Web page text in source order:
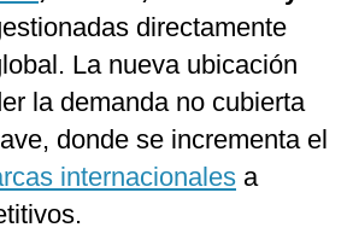
directamente
La nueva ubicación
la demanda no cubierta
donde se incrementa el
internacionales a